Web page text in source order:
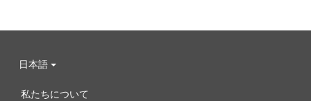
日本語
私たちについて